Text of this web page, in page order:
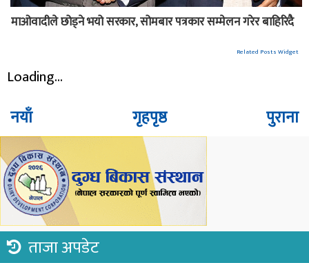
माओवादीले छोड्ने भयो सरकार, सोमबार पत्रकार सम्मेलन गरेर बाहिरिदै
Related Posts Widget
Loading...
नयाँ पुराना
गृहपृष्ठ
ताजा अपडेट